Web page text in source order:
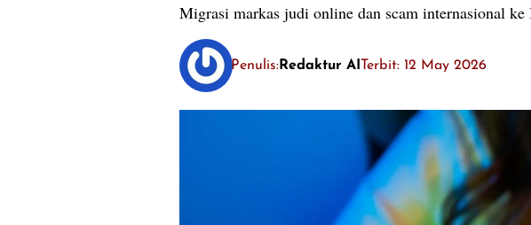
Migrasi markas judi online dan scam internasional
Penulis:Redaktur AI Terbit: 12 May 2026